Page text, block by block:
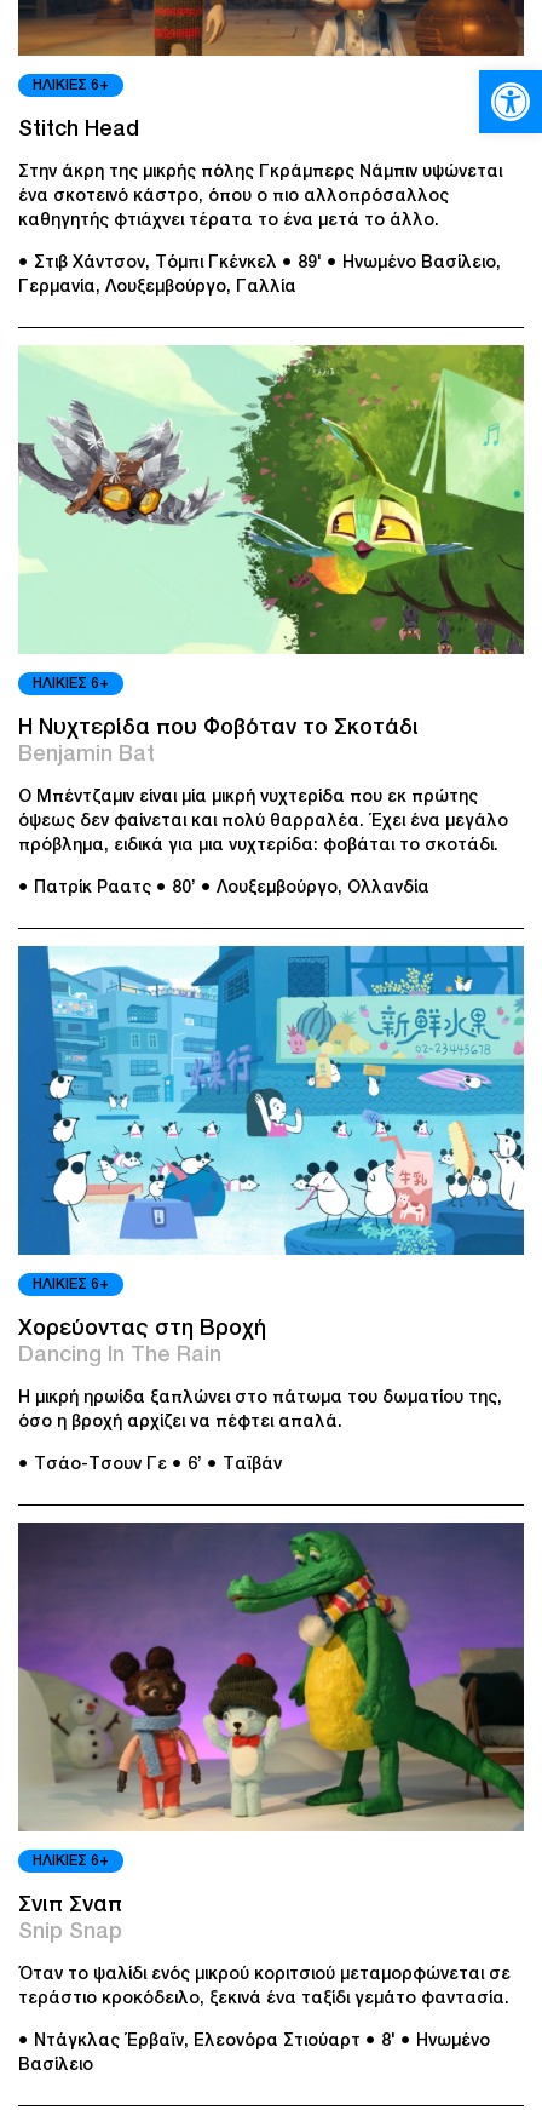
ΗΛΙΚΙΕΣ 6+
Stitch Head
Στην άκρη της μικρής πόλης Γκράμπερς Νάμπιν υψώνεται
ένα σκοτεινό κάστρο, όπου ο πιο αλλοπρόσαλλος
καθηγητής φτιάχνει τέρατα το ένα μετά το άλλο.
● Στιβ Χάντσον, Τόμπι Γκένκελ ● 89' ● Ηνωμένο Βασίλειο,
Γερμανία, Λουξεμβούργο, Γαλλία
ΗΛΙΚΙΕΣ 6+
Η Νυχτερίδα που Φοβόταν το Σκοτάδι
Benjamin Bat
Ο Μπέντζαμιν είναι μία μικρή νυχτερίδα που εκ πρώτης
όψεως δεν φαίνεται και πολύ θαρραλέα. Έχει ένα μεγάλο
πρόβλημα, ειδικά για μια νυχτερίδα: φοβάται το σκοτάδι.
● Πατρίκ Ραατς ● 80’ ● Λουξεμβούργο, Ολλανδία
ΗΛΙΚΙΕΣ 6+
Χορεύοντας στη Βροχή
Dancing In The Rain
Η μικρή ηρωίδα ξαπλώνει στο πάτωμα του δωματίου της,
όσο η βροχή αρχίζει να πέφτει απαλά.
● Τσάο-Τσουν Γε ● 6’ ● Ταϊβάν
ΗΛΙΚΙΕΣ 6+
Σνιπ Σναπ
Snip Snap
Όταν το ψαλίδι ενός μικρού κοριτσιού μεταμορφώνεται σε
τεράστιο κροκόδειλο, ξεκινά ένα ταξίδι γεμάτο φαντασία.
● Ντάγκλας Έρβαϊν, Ελεονόρα Στιούαρτ ● 8' ● Ηνωμένο
Βασίλειο